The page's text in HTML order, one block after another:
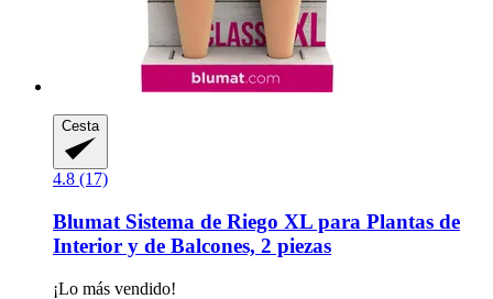
Cesta
4.8 (17)
Blumat Sistema de Riego XL para Plantas de
Interior y de Balcones, 2 piezas
¡Lo más vendido!